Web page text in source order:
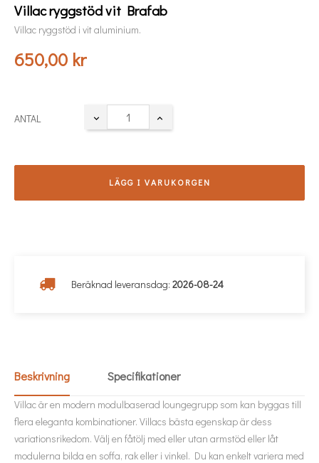
Villac ryggstöd vit Brafab
Villac ryggstöd i vit aluminium.
650,00 kr
ANTAL
LÄGG I VARUKORGEN
Beräknad leveransdag: 2026-08-24
Beskrivning Specifikationer
Villac är en modern modulbaserad loungegrupp som kan byggas till
flera eleganta kombinationer. Villacs bästa egenskap är dess
variationsrikedom. Välj en fåtölj med eller utan armstöd eller låt
modulerna bilda en soffa, rak eller i vinkel. Du kan enkelt variera med